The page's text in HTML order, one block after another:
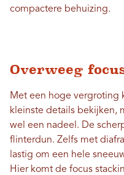
compactere behuizing.
Overweeg
Met een hoge vergroting
kleinste details bekijken,
wel een nadeel. De
flinterdun. Zelfs met
lastig om een ​​hele
Hier komt de focus